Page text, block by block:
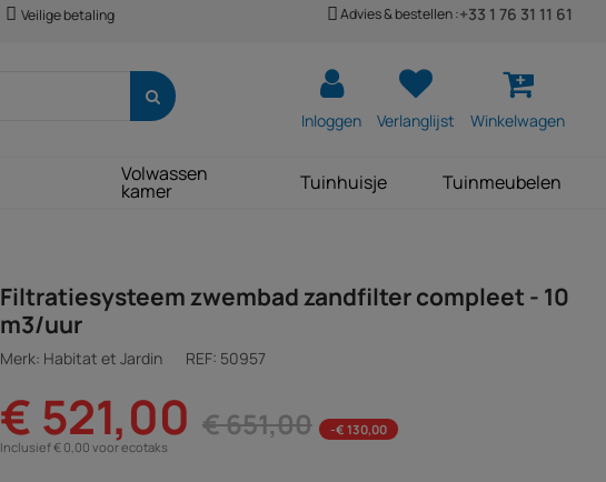
Veilige betaling Advies & bestellen :+33 1 76 31 11 61
Inloggen Verlanglijst Winkelwagen
Volwassen
kamer Tuinhuisje Tuinmeubelen
Filtratiesysteem zwembad zandfilter compleet - 10
m3/uur
Merk: Habitat et Jardin REF: 50957
€ 521,00 € 651,00
-€ 130,00
Inclusief € 0,00 voor ecotaks